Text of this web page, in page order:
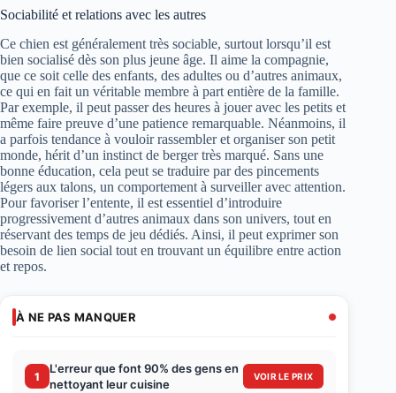
Sociabilité et relations avec les autres
Ce chien est généralement très sociable, surtout lorsqu’il est
bien socialisé dès son plus jeune âge. Il aime la compagnie,
que ce soit celle des enfants, des adultes ou d’autres animaux,
ce qui en fait un véritable membre à part entière de la famille.
Par exemple, il peut passer des heures à jouer avec les petits et
même faire preuve d’une patience remarquable. Néanmoins, il
a parfois tendance à vouloir rassembler et organiser son petit
monde, hérit d’un instinct de berger très marqué. Sans une
bonne éducation, cela peut se traduire par des pincements
légers aux talons, un comportement à surveiller avec attention.
Pour favoriser l’entente, il est essentiel d’introduire
progressivement d’autres animaux dans son univers, tout en
réservant des temps de jeu dédiés. Ainsi, il peut exprimer son
besoin de lien social tout en trouvant un équilibre entre action
et repos.
À NE PAS MANQUER
1
L'erreur que font 90% des gens en
nettoyant leur cuisine
VOIR LE PRIX